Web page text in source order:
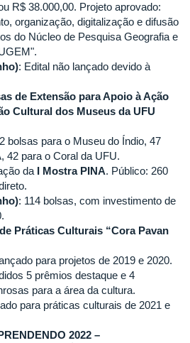
R$ 38.000,00. Projeto aprovado:
organização, digitalização e difusão
do Núcleo de Pesquisa Geografia e
: Edital não lançado devido à
de Extensão para Apoio à Ação
Cultural dos Museus da UFU
bolsas para o Museu do Índio, 47
42 para o Coral da UFU.
da I Mostra PINA. Público: 260
: 114 bolsas, com investimento de
Práticas Culturais “Cora Pavan
para projetos de 2019 e 2020.
5 prêmios destaque e 4
para a área da cultura.
para práticas culturais de 2021 e
2022 –